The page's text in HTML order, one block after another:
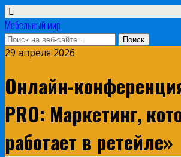
Мебельный мир
29 апреля 2026
Онлайн-
PRO: Маркетинг,
работает в ретейле»